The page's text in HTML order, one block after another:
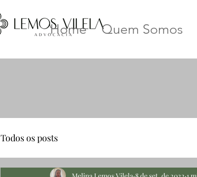
Home Quem Somos
Todos os posts